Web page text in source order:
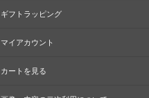
ギフトラッピング
マイアカウント
カートを見る